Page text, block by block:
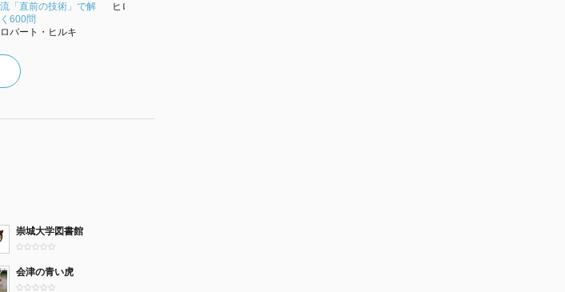
流「直前の技術」で解
く600問
ロバート・ヒルキ
ヒロ前田
崇城大学図書館
会津の青い虎